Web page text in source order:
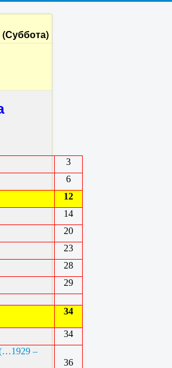
(Суббота)
3
6
12
14
20
23
28
29
34
34
(…1929 –
36